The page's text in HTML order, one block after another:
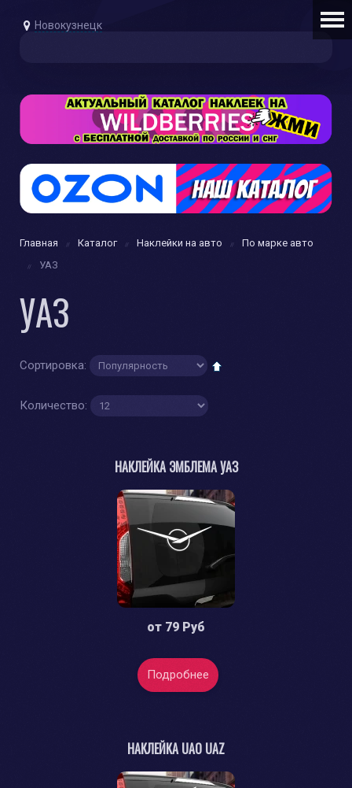
Новокузнецк
Главная Каталог Наклейки на авто
По марке авто
УАЗ
УАЗ
Сортировка:
Количество:
НАКЛЕЙКА ЭМБЛЕМА УАЗ
от 79 Руб
Подробнее
НАКЛЕЙКА UAO UAZ